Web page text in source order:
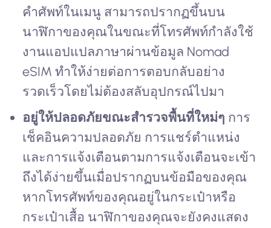
คำศัพท์ในเมนู สามารถปรากฏขึ้นบน
นาฬิกาของคุณในขณะที่โทรศัพท์กำลังใช้
งานแอปแปลภาษาผ่านข้อมูล Nomad
eSIM ทำให้ง่ายต่อการตอบกลับอย่าง
รวดเร็วโดยไม่ต้องสลับอุปกรณ์ไปมา
อยู่ให้ปลอดภัยขณะสำรวจพื้นที่ใหม่ๆ การ
เช็คอินความปลอดภัย การแชร์ตำแหน่ง
และการแจ้งเตือนตามการแจ้งเตือนจะเข้า
ถึงได้ง่ายขึ้นเมื่อปรากฏบนข้อมือของคุณ
หากโทรศัพท์ของคุณอยู่ในกระเป๋าหรือ
กระเป๋าเสื้อ นาฬิกาของคุณจะยังคงแสดง